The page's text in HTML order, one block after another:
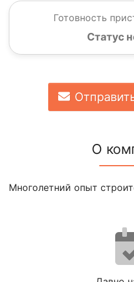
Готовность
Статус
О
Многолетний опыт